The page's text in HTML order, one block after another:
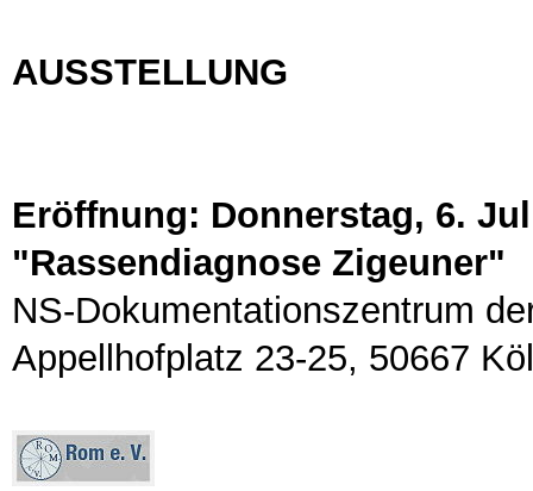
AUSSTELLUNG
Eröffnung: Donnerstag, 6.
"Rassendiagnose Zigeuner"
NS-Dokumentationszentrum
Appellhofplatz 23-25, 50667